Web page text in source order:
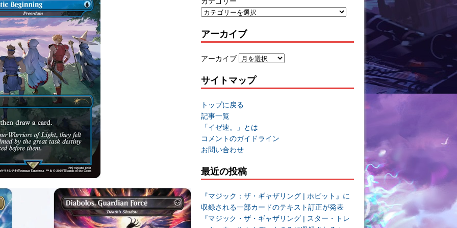
アーカイブ
アーカイブ
サイトマップ
トップに戻る
記事一覧
「イゼ速。」とは
コメントのガイドライン
お問い合わせ
最近の投稿
『マジック：ザ・ギャザリング | ホビット』に
収録される一部カードのテキスト訂正が発表
『マジック・ザ・ギャザリング | スター・トレ